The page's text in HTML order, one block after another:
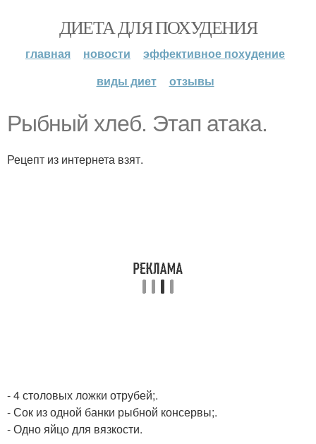
ДИЕТА ДЛЯ ПОХУДЕНИЯ
главная новости
эффективное похудение
виды диет
отзывы
Рыбный хлеб. Этап атака.
Рецепт из интернета взят.
- 4 столовых ложки отрубей;.
- Сок из одной банки рыбной консервы;.
- Одно яйцо для вязкости.